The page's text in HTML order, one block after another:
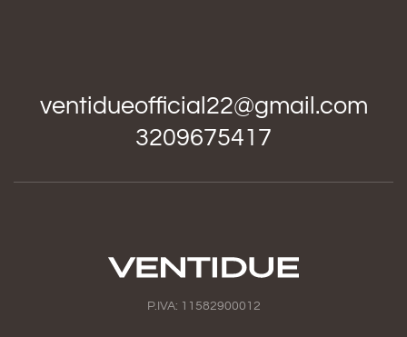
ventidueofficial22@gmail.com
3209675417
P.IVA: 11582900012